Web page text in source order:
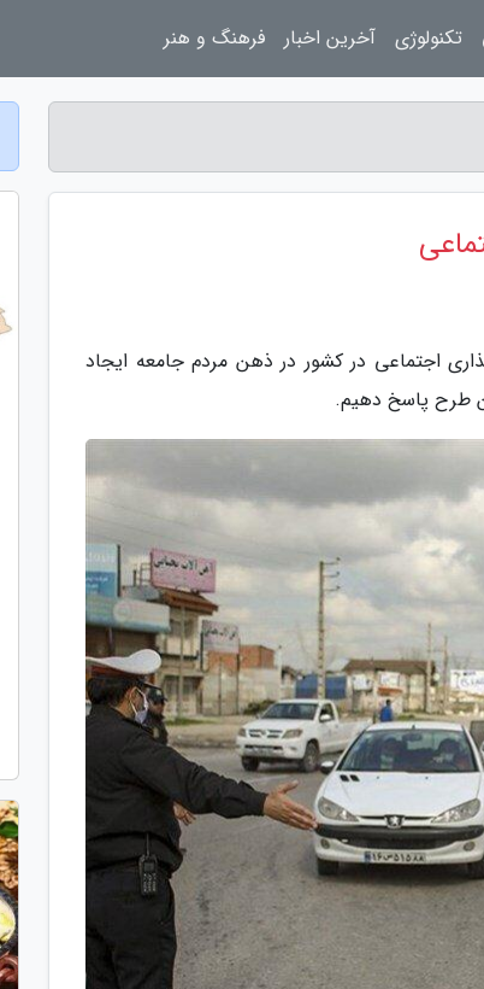
اجتماعی در کشور در ذهن مردم جامعه ایجاد
طرح پاسخ دهیم.
تکنولوژی آخرین اخبار فرهنگ و هنر